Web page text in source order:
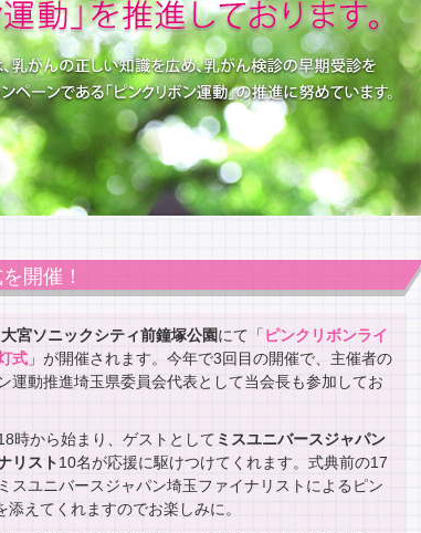
開催！
大宮ソニックシティ前鐘塚公園にて「 ピンクリボンライ
式 」が開催されます。今年で3回目の開催で、主催者の
運動推進埼玉県委員会代表として当会長も参加してお
時から始まり、ゲストとして ミスユニバースジャパン
リスト10名が応援に駆けつけてくれます。式典前の17
スユニバースジャパン埼玉ファイナリストによるピン
えてくれますのでお楽しみに。